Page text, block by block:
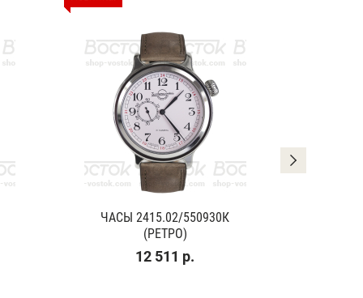
ЧАСЫ 2415.02/550930К
(РЕТРО)
12 511 р.